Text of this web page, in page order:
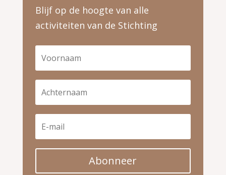
Blijf op de hoogte van alle
activiteiten van de Stichting
Abonneer